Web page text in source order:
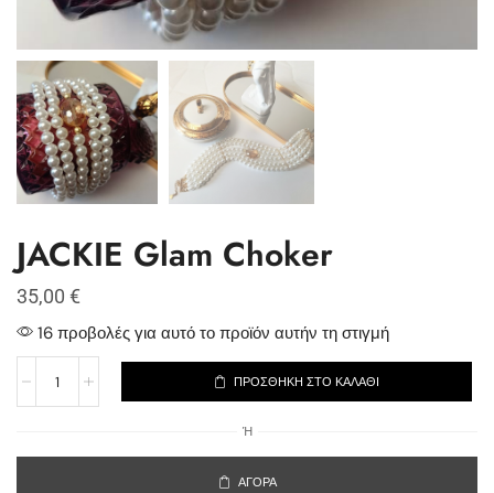
JACKIE Glam Choker
35,00 €
16 προβολές για αυτό το προϊόν αυτήν τη στιγμή
ΠΡΟΣΘΉΚΗ ΣΤΟ ΚΑΛΆΘΙ
Ή
ΑΓΟΡΆ